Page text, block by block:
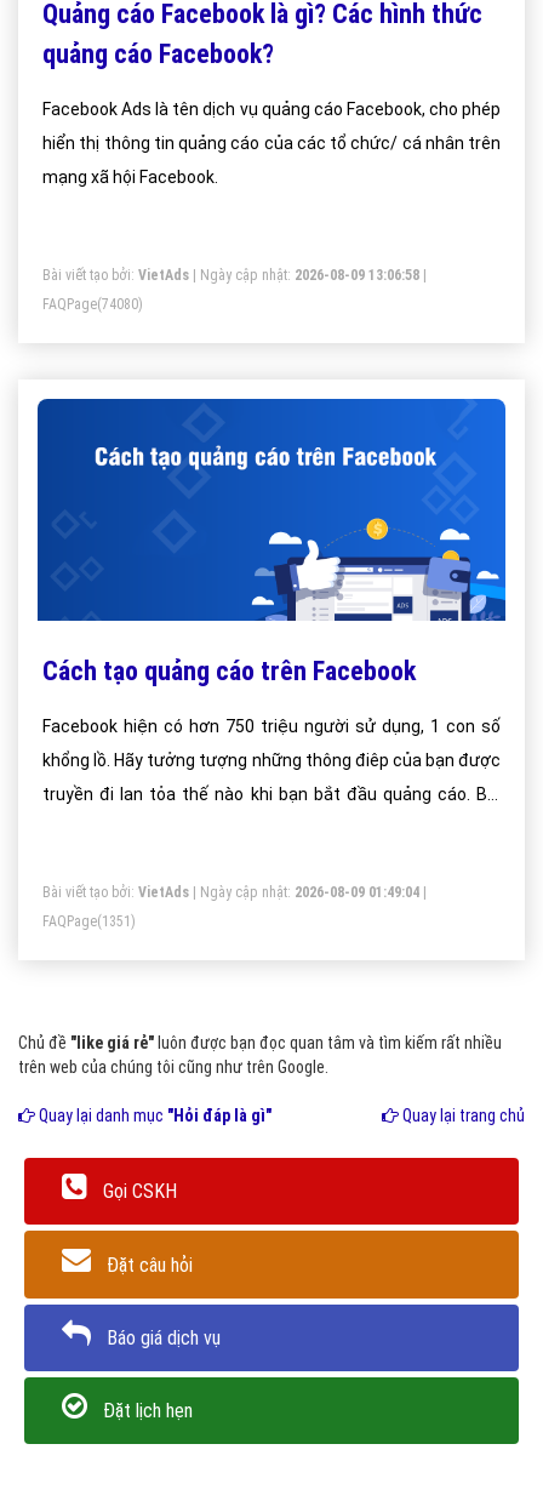
Quảng cáo Facebook là gì? Các hình thức
quảng cáo Facebook?
Facebook Ads là tên dịch vụ quảng cáo Facebook, cho phép
hiển thị thông tin quảng cáo của các tổ chức/ cá nhân trên
mạng xã hội Facebook.
Bài viết tạo bởi: VietAds | Ngày cập nhật: 2026-08-09 13:06:58
FAQPage(74080)
Cách tạo quảng cáo trên Facebook
Facebook hiện có hơn 750 triệu người sử dụng, 1 con số
khổng lồ. Hãy tưởng tượng những thông điêp của bạn được
truyền đi lan tỏa thế nào khi bạn bắt đầu quảng cáo. Bài
Bài viết tạo bởi: VietAds | Ngày cập nhật: 2026-08-09 01:49:04
FAQPage(1351)
Chủ đề "like giá rẻ" luôn được bạn đọc quan tâm và tìm kiếm rất nhiều
trên web của chúng tôi cũng như trên Google.
Quay lại danh mục "Hỏi đáp là gì" Quay lại trang chủ
Gọi CSKH
Đặt câu hỏi
Báo giá dịch vụ
Đặt lịch hẹn